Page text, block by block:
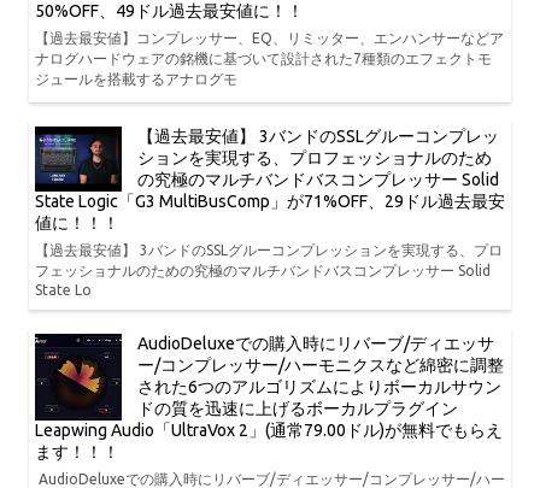
50%OFF、49ドル過去最安値に！！
【過去最安値】コンプレッサー、EQ、リミッター、エンハンサーなどア
ナログハードウェアの銘機に基づいて設計された7種類のエフェクトモ
ジュールを搭載するアナログモ
【過去最安値】 3バンドのSSLグルーコンプレッ
ションを実現する、プロフェッショナルのため
の究極のマルチバンドバスコンプレッサー Solid
State Logic「G3 MultiBusComp」が71%OFF、29ドル過去最安
値に！！！
【過去最安値】 3バンドのSSLグルーコンプレッションを実現する、プロ
フェッショナルのための究極のマルチバンドバスコンプレッサー Solid
State Lo
AudioDeluxeでの購入時にリバーブ/ディエッサ
ー/コンプレッサー/ハーモニクスなど綿密に調整
された6つのアルゴリズムによりボーカルサウン
ドの質を迅速に上げるボーカルプラグイン
Leapwing Audio「UltraVox 2」(通常79.00ドル)が無料でもらえ
ます！！！
AudioDeluxeでの購入時にリバーブ/ディエッサー/コンプレッサー/ハー